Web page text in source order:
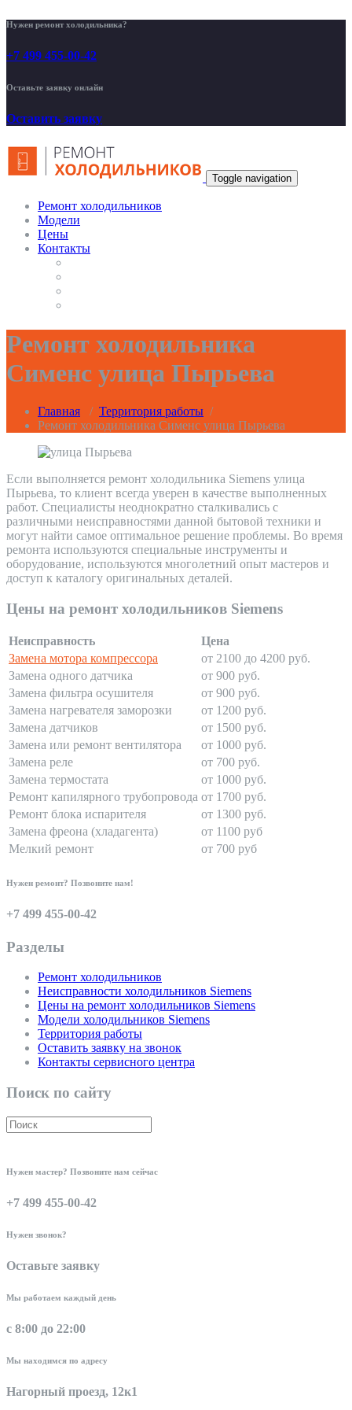
Нужен ремонт холодильника?
+7 499 455-00-42
Оставьте заявку онлайн
Оставить заявку
Toggle navigation
Ремонт холодильников
Модели
Цены
Контакты
Ремонт холодильника
Сименс улица Пырьева
Главная / Территория работы /
Ремонт холодильника Сименс улица Пырьева
Если выполняется ремонт холодильника Siemens улица
Пырьева, то клиент всегда уверен в качестве выполненных
работ. Специалисты неоднократно сталкивались с
различными неисправностями данной бытовой техники и
могут найти самое оптимальное решение проблемы. Во время
ремонта используются специальные инструменты и
оборудование, используются многолетний опыт мастеров и
доступ к каталогу оригинальных деталей.
Цены на ремонт холодильников Siemens
Неисправность
Цена
Замена мотора компрессора
от 2100 до 4200 руб.
Замена одного датчика
от 900 руб.
Замена фильтра осушителя
от 900 руб.
Замена нагревателя заморозки
от 1200 руб.
Замена датчиков
от 1500 руб.
Замена или ремонт вентилятора
от 1000 руб.
Замена реле
от 700 руб.
Замена термостата
от 1000 руб.
Ремонт капилярного трубопровода от 1700 руб.
Ремонт блока испарителя
от 1300 руб.
Замена фреона (хладагента)
от 1100 руб
Мелкий ремонт
от 700 руб
Нужен ремонт? Позвоните нам!
+7 499 455-00-42
Разделы
Ремонт холодильников
Неисправности холодильников Siemens
Цены на ремонт холодильников Siemens
Модели холодильников Siemens
Территория работы
Оставить заявку на звонок
Контакты сервисного центра
Поиск по сайту
Нужен мастер? Позвоните нам сейчас
+7 499 455-00-42
Нужен звонок?
Оставьте заявку
Мы работаем каждый день
с 8:00 до 22:00
Мы находимся по адресу
Нагорный проезд, 12к1